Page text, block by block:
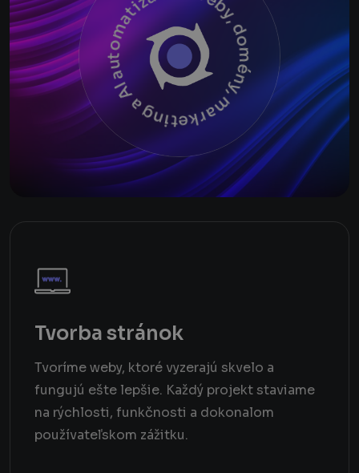
Weby, domény, marketing a AI automatizácia
Tvorba stránok
Tvoríme weby, ktoré vyzerajú skvelo a
fungujú ešte lepšie. Každý projekt staviame
na rýchlosti, funkčnosti a dokonalom
používateľskom zážitku.